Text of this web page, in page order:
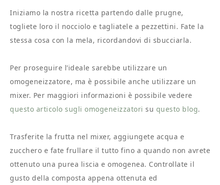
Iniziamo la nostra ricetta partendo dalle prugne,
togliete loro il nocciolo e tagliatele a pezzettini. Fate la
stessa cosa con la mela, ricordandovi di sbucciarla.
Per proseguire l’ideale sarebbe utilizzare un
omogeneizzatore, ma è possibile anche utilizzare un
mixer. Per maggiori informazioni è possibile vedere
questo articolo sugli omogeneizzatori su questo blog.
Trasferite la frutta nel mixer, aggiungete acqua e
zucchero e fate frullare il tutto fino a quando non avrete
ottenuto una purea liscia e omogenea. Controllate il
gusto della composta appena ottenuta ed